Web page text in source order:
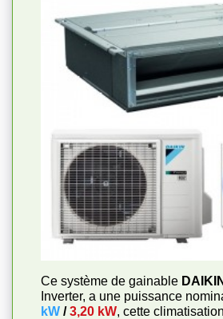
Ce système de gainable DAIKIN
Inverter, a une puissance
kW /3,20 kW, cette